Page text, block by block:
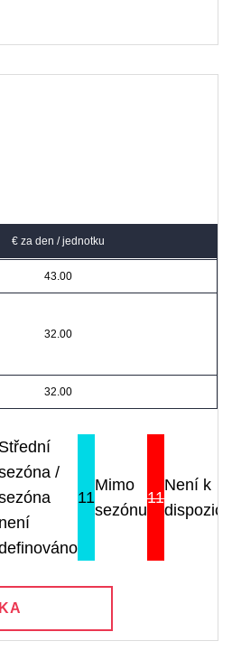
€ za den / jednotku
43.00
32.00
32.00
Střední
/
není
11
Mimo
sezónu
11
Není k
dispozici